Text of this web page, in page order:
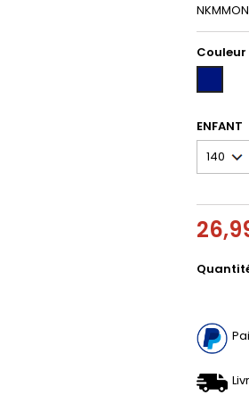
Couleur
SAPPHIRE
ENFANT